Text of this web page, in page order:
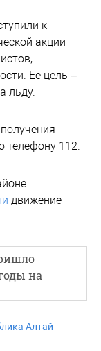
к
акции
Ее цель –
льду.
телефону 112.
движение
на
Алтай